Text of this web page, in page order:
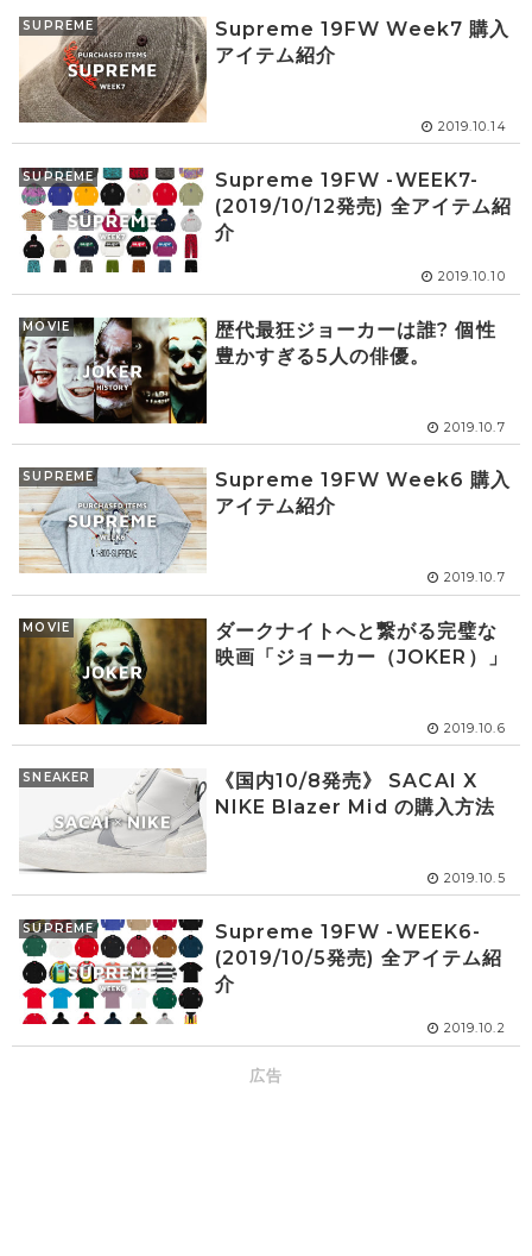
SUPREME
Supreme 19FW Week7 購入
アイテム紹介
2019.10.14
SUPREME
Supreme 19FW -WEEK7-
(2019/10/12発売) 全アイテム紹
介
2019.10.10
MOVIE
歴代最狂ジョーカーは誰? 個性
豊かすぎる5人の俳優。
2019.10.7
SUPREME
Supreme 19FW Week6 購入
アイテム紹介
2019.10.7
MOVIE
ダークナイトへと繋がる完璧な
映画「ジョーカー（JOKER）」
2019.10.6
SNEAKER
《国内10/8発売》 SACAI X
NIKE Blazer Mid の購入方法
2019.10.5
SUPREME
Supreme 19FW -WEEK6-
(2019/10/5発売) 全アイテム紹
介
2019.10.2
広告